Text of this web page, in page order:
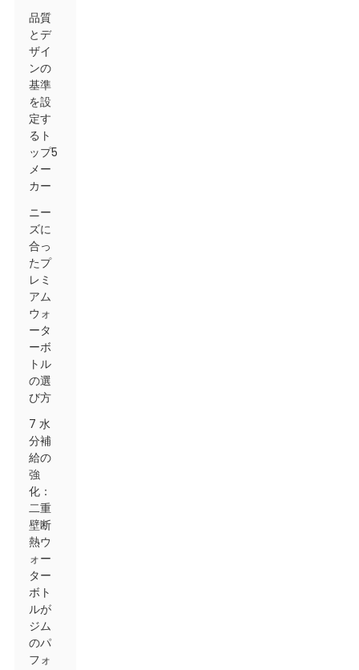
品質
とデ
ザイ
ンの
基準
を設
定す
るト
ップ5
メー
カー
ニー
ズに
合っ
たプ
レミ
アム
ウォ
ータ
ーボ
トル
の選
び方
7 水
分補
給の
強
化：
二重
壁断
熱ウ
ォー
ター
ボト
ルが
ジム
のパ
フォ